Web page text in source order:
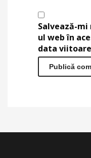
Salvează-
ul web în
data